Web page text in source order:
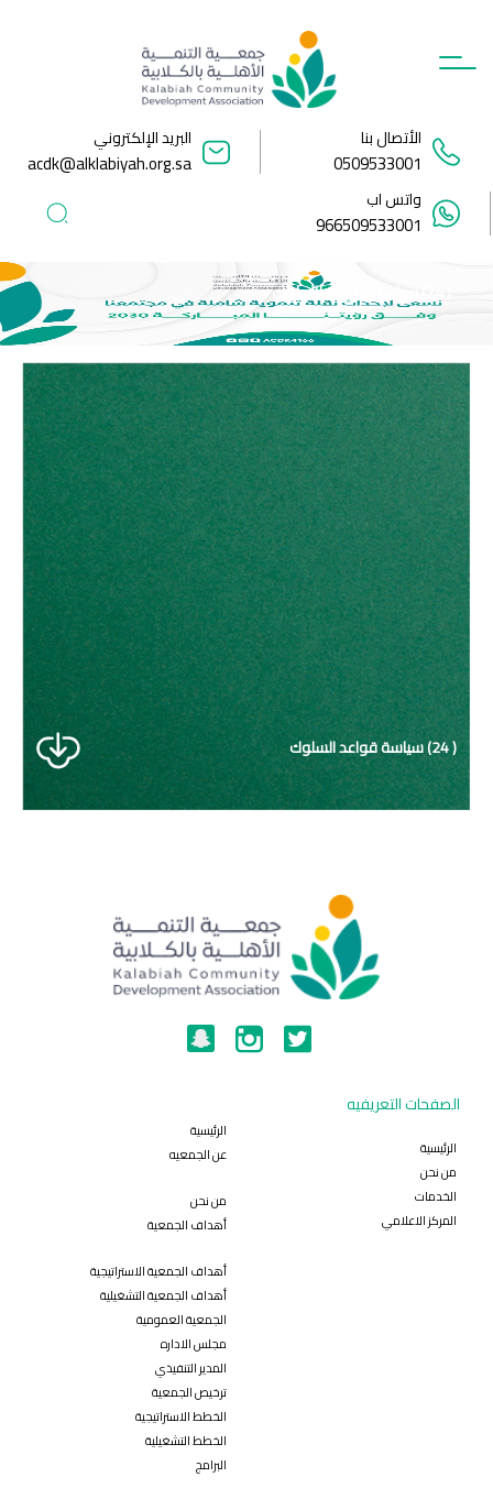
content
الأتصال بنا
0509533001
البريد الإلكتروني
acdk@alklabiyah.org.sa
واتس اب
966509533001
( 24) سياسة قواعد السلوك
الصفحات التعريفيه
الرئيسية
من نحن
الخدمات
المركز الاعلامي
الرئيسية
عن الجمعيه
من نحن
أهداف الجمعية
أهداف الجمعية الاستراتيجية
أهداف الجمعية التشغيلية
الجمعية العمومية
مجلس الاداره
المدير التنفيذي
ترخيص الجمعية
الخطط الاستراتيجية
الخطط التشغيلية
البرامج